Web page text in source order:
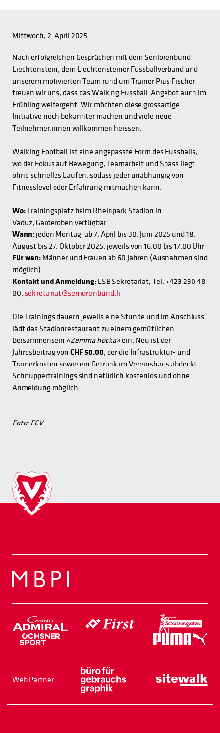
Mittwoch, 2. April 2025
Nach erfolgreichen Gesprächen mit dem Seniorenbund
Liechtenstein, dem Liechtensteiner Fussballverband und
unserem motivierten Team rund um Trainer Pius Fischer
freuen wir uns, dass das Walking Fussball-Angebot auch im
Frühling weitergeht. Wir möchten diese grossartige
Initiative noch bekannter machen und viele neue
Teilnehmer:innen willkommen heissen.
Walking Football ist eine angepasste Form des Fussballs,
wo der Fokus auf Bewegung, Teamarbeit und Spass liegt –
ohne schnelles Laufen, sodass jeder unabhängig von
Fitnesslevel oder Erfahrung mitmachen kann.
Wo:Trainingsplatz beim Rheinpark Stadion in
Vaduz, Garderoben verfügbar
Wann: jeden Montag, ab 7. April bis 30. Juni 2025 und 18.
August bis 27. Oktober 2025, jeweils von 16:00 bis 17:00 Uhr
Für wen: Männer und Frauen ab 60 Jahren (Ausnahmen sind
möglich)
Kontakt und Anmeldung: LSB Sekretariat, Tel. +423 230 48
00, sekretariat@seniorenbund.li
Die Trainings dauern jeweils eine Stunde und im Anschluss
lädt das Stadionrestaurant zu einem gemütlichen
Beisammensein «Zemma hocka»ein. Neu ist der
Jahresbeitrag von CHF 50.00, der die Infrastruktur- und
Trainerkosten sowie ein Getränk im Vereinshaus abdeckt.
Schnuppertrainings sind natürlich kostenlos und ohne
Anmeldung möglich.
Foto: FCV
Web Partner